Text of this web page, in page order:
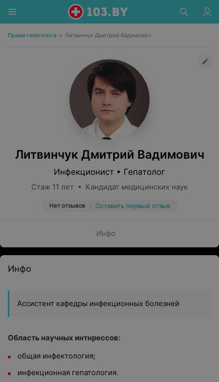
Прием гепатолога • Литвинчук Дмитрий Вадимович
Литвинчук Дмитрий Вадимович
Инфекционист • Гепатолог
Стаж 11 лет • Кандидат медицинских наук
Нет отзывов Оставить первый отзыв
Инфо
Инфо
Ассистент кафедры инфекционных болезней
Область научных интнрессов:
общая инфектология;
инфекционная гепатология.